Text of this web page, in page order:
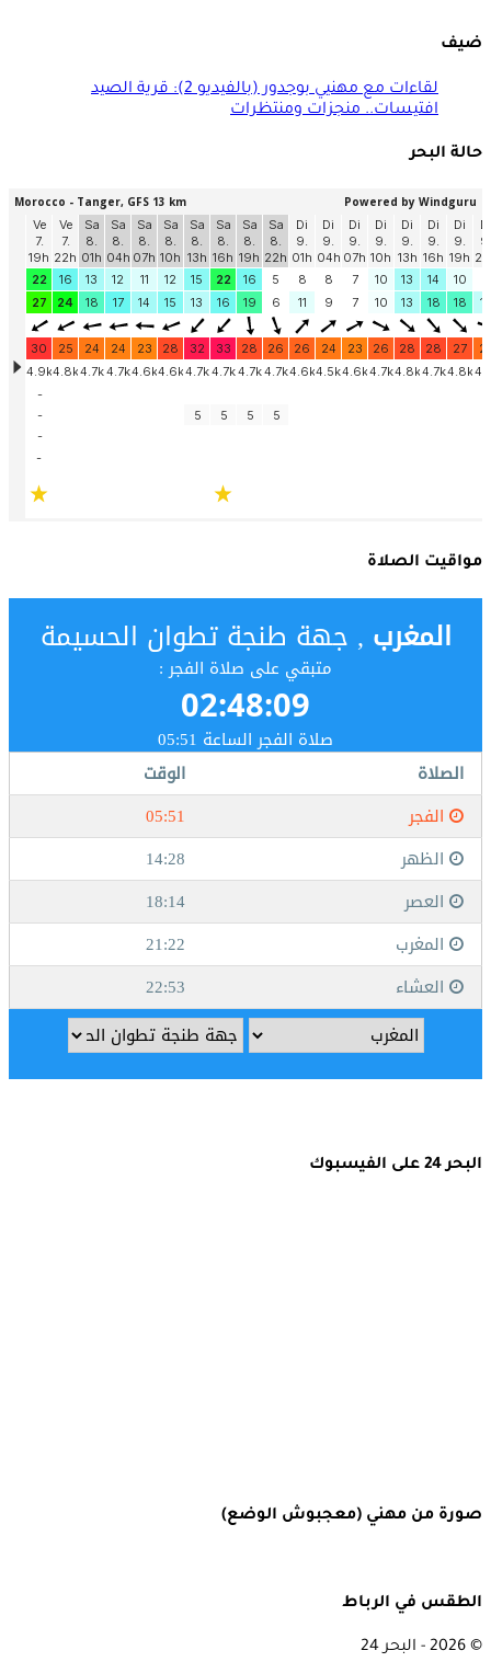
ضيف
لقاءات مع مهنيي بوجدور (بالفيديو 2): قرية الصيد
افتيسات.. منجزات ومنتظرات
حالة البحر
مواقيت الصلاة
البحر 24 على الفيسبوك
صورة من مهني (معجبوش الوضع)
الطقس في الرباط
© 2026 - البحر 24